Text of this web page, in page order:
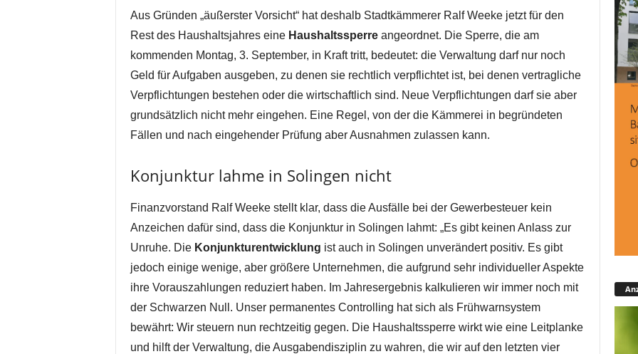
Aus Gründen „äußerster Vorsicht“ hat deshalb Stadtkämmerer Ralf Weeke jetzt für den
Rest des Haushaltsjahres eine Haushaltssperreangeordnet. Die Sperre, die am
kommenden Montag, 3. September, in Kraft tritt, bedeutet: die Verwaltung darf nur noch
Geld für Aufgaben ausgeben, zu denen sie rechtlich verpflichtet ist, bei denen vertragliche
Verpflichtungen bestehen oder die wirtschaftlich sind. Neue Verpflichtungen darf sie aber
grundsätzlich nicht mehr eingehen. Eine Regel, von der die Kämmerei in begründeten
Fällen und nach eingehender Prüfung aber Ausnahmen zulassen kann.
Konjunktur lahme in Solingen nicht
Finanzvorstand Ralf Weeke stellt klar, dass die Ausfälle bei der Gewerbesteuer kein
Anzeichen dafür sind, dass die Konjunktur in Solingen lahmt: „Es gibt keinen Anlass zur
Unruhe. Die Konjunkturentwicklung ist auch in Solingen unverändert positiv. Es gibt
jedoch einige wenige, aber größere Unternehmen, die aufgrund sehr individueller Aspekte
ihre Vorauszahlungen reduziert haben. Im Jahresergebnis kalkulieren wir immer noch mit
der Schwarzen Null. Unser permanentes Controlling hat sich als Frühwarnsystem
bewährt: Wir steuern nun rechtzeitig gegen. Die Haushaltssperre wirkt wie eine Leitplanke
und hilft der Verwaltung, die Ausgabendisziplin zu wahren, die wir auf den letzten vier